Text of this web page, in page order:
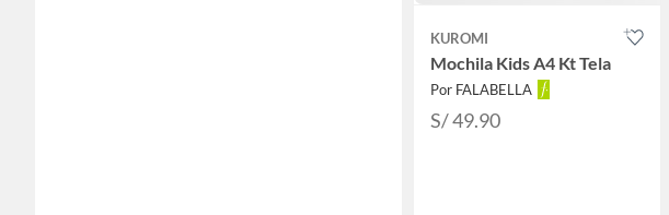
KUROMI
Mochila Kids A4 Kt Tela
Por FALABELLA
S/ 49.90